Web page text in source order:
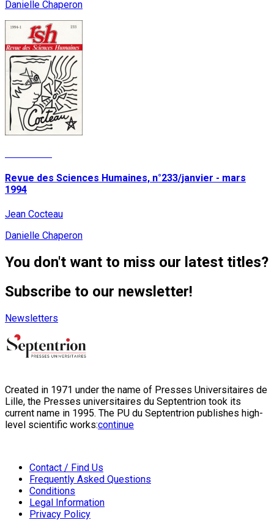
Danielle Chaperon
Revue des Sciences Humaines, n°233/janvier - mars
1994
Jean Cocteau
Danielle Chaperon
You don't want to miss our latest titles?
Subscribe to our newsletter!
Newsletters
Created in 1971 under the name of Presses Universitaires de
Lille, the Presses universitaires du Septentrion took its
current name in 1995. The PU du Septentrion publishes high-
level scientific works:continue
Contact / Find Us
Frequently Asked Questions
Conditions
Legal Information
Privacy Policy